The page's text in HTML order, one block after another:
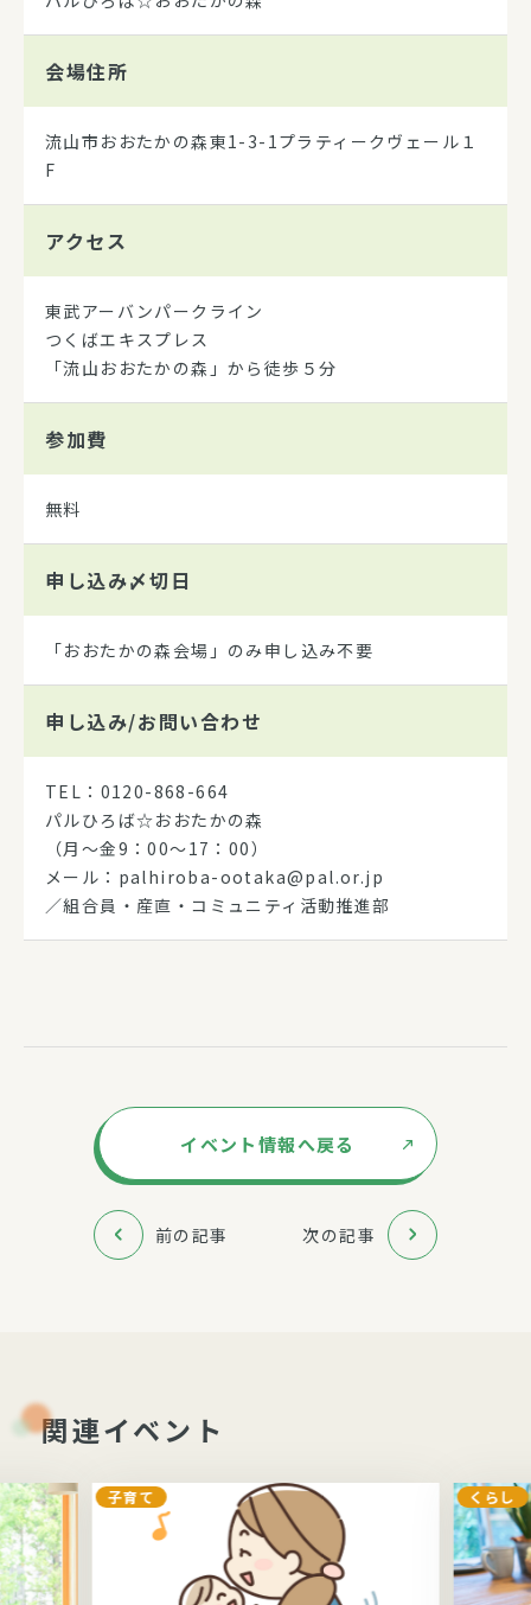
会場住所
流山市おおたかの森東1-3-1プラティークヴェール１
F
アクセス
東武アーバンパークライン
つくばエキスプレス
「流山おおたかの森」から徒歩５分
参加費
無料
申し込み〆切日
「おおたかの森会場」のみ申し込み不要
申し込み/お問い合わせ
TEL：0120-868-664
パルひろば☆おおたかの森
（月～金9：00～17：00）
メール：palhiroba-ootaka@pal.or.jp
／組合員・産直・コミュニティ活動推進部
イベント情報へ戻る
前の記事 次の記事
関連イベント
子育て くらし